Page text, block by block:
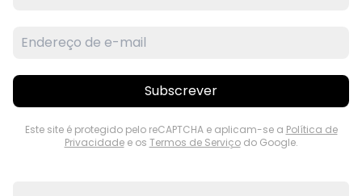
Subscrever
Este site é protegido pelo reCAPTCHA e aplicam-se a Política de
Privacidadee os Termos de Serviçodo Google.